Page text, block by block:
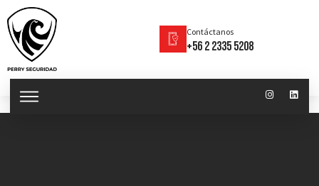
Contáctanos
+56 2 2335 5208